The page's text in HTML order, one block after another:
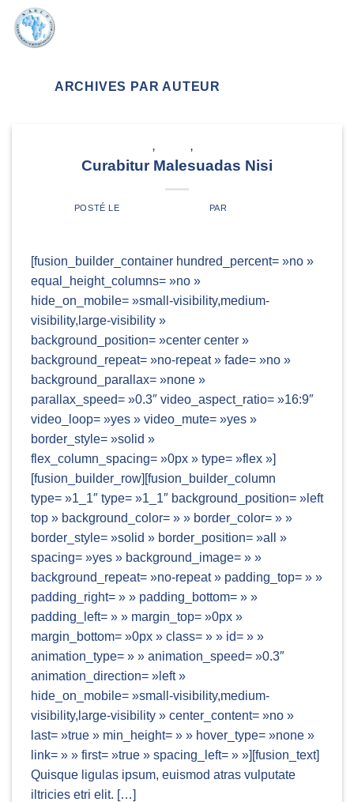
Skip
content
ARCHIVES PAR AUTEUR
, ,
Curabitur Malesuadas Nisi
POSTÉ LE PAR
[fusion_builder_container hundred_percent= »no »
equal_height_columns= »no »
hide_on_mobile= »small-visibility,medium-
visibility,large-visibility »
background_position= »center center »
background_repeat= »no-repeat » fade= »no »
background_parallax= »none »
parallax_speed= »0.3″ video_aspect_ratio= »16:9″
video_loop= »yes » video_mute= »yes »
border_style= »solid »
flex_column_spacing= »0px » type= »flex »]
[fusion_builder_row][fusion_builder_column
type= »1_1″ type= »1_1″ background_position= »left
top » background_color= » » border_color= » »
border_style= »solid » border_position= »all »
spacing= »yes » background_image= » »
background_repeat= »no-repeat » padding_top= » »
padding_right= » » padding_bottom= » »
padding_left= » » margin_top= »0px »
margin_bottom= »0px » class= » » id= » »
animation_type= » » animation_speed= »0.3″
animation_direction= »left »
hide_on_mobile= »small-visibility,medium-
visibility,large-visibility » center_content= »no »
last= »true » min_height= » » hover_type= »none »
link= » » first= »true » spacing_left= » »][fusion_text]
Quisque ligulas ipsum, euismod atras vulputate
iltricies etri elit. […]